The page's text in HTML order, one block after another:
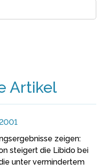
Artikel
zeigen:
steigert die Libido bei
unter vermindertem